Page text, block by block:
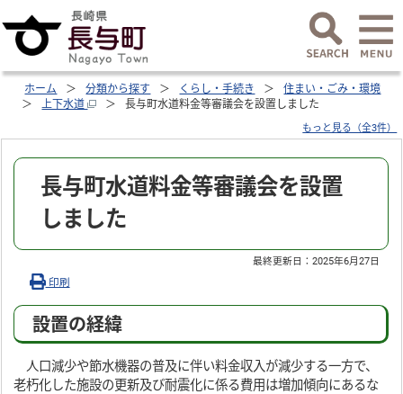
ホーム 分類から探す くらし・手続き
住まい・ごみ・環境
上下水道
長与町水道料金等審議会を設置しました
もっと見る（全3件）
長与町水道料金等審議会を設置
しました
最終更新日：2025年6月27日
印刷
設置の経緯
人口減少や節水機器の普及に伴い料金収入が減少する一方で、
老朽化した施設の更新及び耐震化に係る費用は増加傾向にあるな